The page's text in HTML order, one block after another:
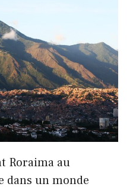
Roraima au
dans un monde